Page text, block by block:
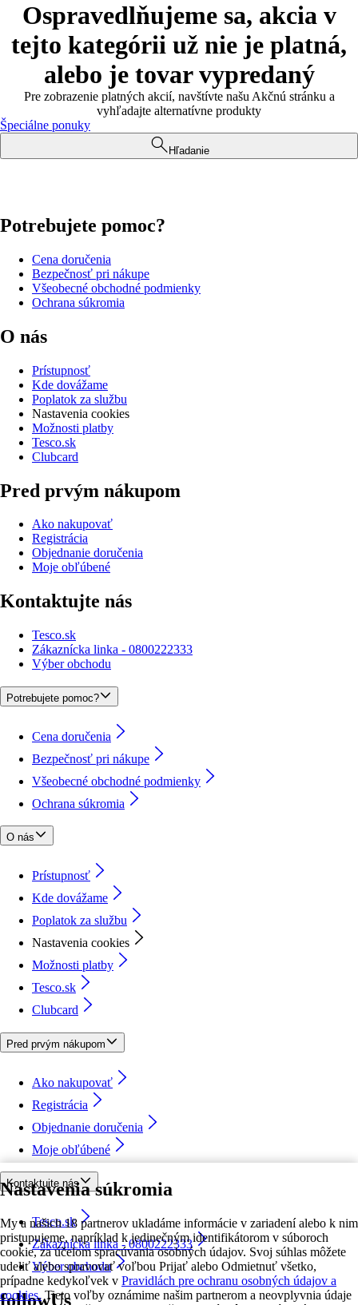
Nastavenia súkromia
My a našich 18 partnerov ukladáme informácie v zariadení alebo k nim
pristupujeme, napríklad k jedinečným identifikátorom v súboroch
cookie, za účelom spracúvania osobných údajov. Svoj súhlas môžete
udeliť alebo spravovať voľbou Prijať alebo Odmietnuť všetko,
prípadne kedykoľvek v Pravidlách pre ochranu osobných údajov a
cookies. Tieto voľby oznámime našim partnerom a neovplyvnia údaje
Ospravedlňujeme sa, akcia v
tejto kategórii už nie je platná,
alebo je tovar vypredaný
Pre zobrazenie platných akcií, navštívte našu Akčnú stránku a
vyhľadajte alternatívne produkty
Špeciálne ponuky
Hľadanie
Potrebujete pomoc?
Cena doručenia
Bezpečnosť pri nákupe
Všeobecné obchodné podmienky
Ochrana súkromia
O nás
Prístupnosť
Kde dovážame
Poplatok za službu
Nastavenia cookies
Možnosti platby
Tesco.sk
Clubcard
Pred prvým nákupom
Ako nakupovať
Registrácia
Objednanie doručenia
Moje obľúbené
Kontaktujte nás
Tesco.sk
Zákaznícka linka - 0800222333
Výber obchodu
Potrebujete pomoc?
Cena doručenia
Bezpečnosť pri nákupe
Všeobecné obchodné podmienky
Ochrana súkromia
O nás
Prístupnosť
Kde dovážame
Poplatok za službu
Nastavenia cookies
Možnosti platby
Tesco.sk
Clubcard
Pred prvým nákupom
Ako nakupovať
Registrácia
Objednanie doručenia
Moje obľúbené
Kontaktujte nás
Tesco.sk
Zákaznícka linka - 0800222333
Výber obchodu
followUs